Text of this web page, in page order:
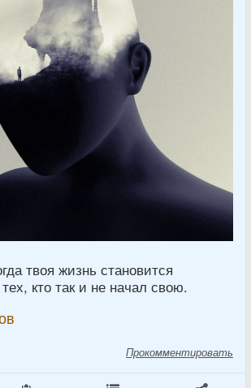
твоя жизнь становится
кто так и не начал свою.
Прокомментировать